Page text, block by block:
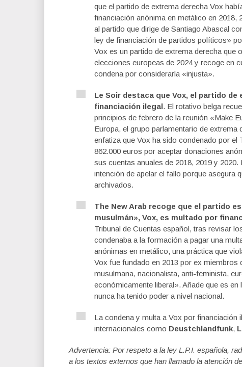
que el partido de extrema derecha Vox
financiación anónima en metálico en 2018,
al partido que dirige de Santiago Abascal
ley de financiación de partidos políticos»
Vox es un partido de extrema derecha que
elecciones europeas de 2024 y recoge en
condena por considerarla «injusta».
Le Soir destaca que Vox, el partido
financiación ilegal. El rotativo belga
principios de febrero de la reunión «Make
Europa, el grupo parlamentario de
enfatiza que Vox ha sido condenado por el
862.000 euros por aceptar donaciones
sus cuentas anuales de 2018, 2019 y
intención de apelar el fallo porque
archivados.
The New Arab recoge que el partido
musulmán», Vox, es multado por
Tribunal de Cuentas español, tras revisar
condenaba a la formación a pagar una
anónimas en metálico, una práctica que
Vox fue fundado en 2013 por ex
musulmana, nacionalista, anti-feminista,
económicamente liberal». Añade que es
nunca ha tenido poder a nivel nacional.
La condena y multa a Vox por
internacionales como Deustchlandfunk,
Advertencia: Por respeto a la ley L.P.I. española,
a los textos externos que han llamado la atención